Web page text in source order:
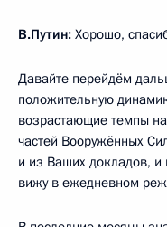
В.Путин: Хорошо,
Давайте перейдём
положительную
возрастающие темпы
частей Вооружённых
и из Ваших докладов, и
вижу в ежедневном